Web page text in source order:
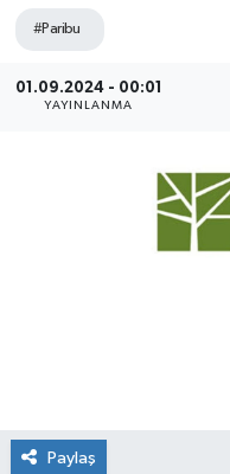
#Paribu
01.09.2024 - 00:01
YAYINLANMA
Paylaş
ŞİRKET PANO